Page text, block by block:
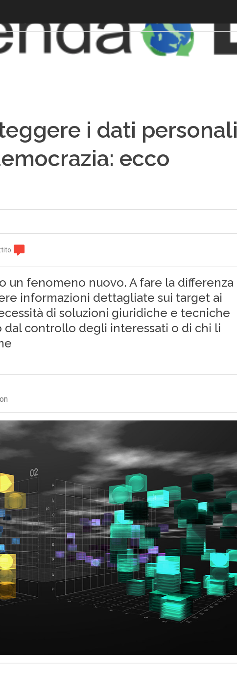
i dati personali
ecco
un fenomeno nuovo. A fare la differenza
informazioni dettagliate sui target ai
di soluzioni giuridiche e tecniche
dal controllo degli interessati o di chi li